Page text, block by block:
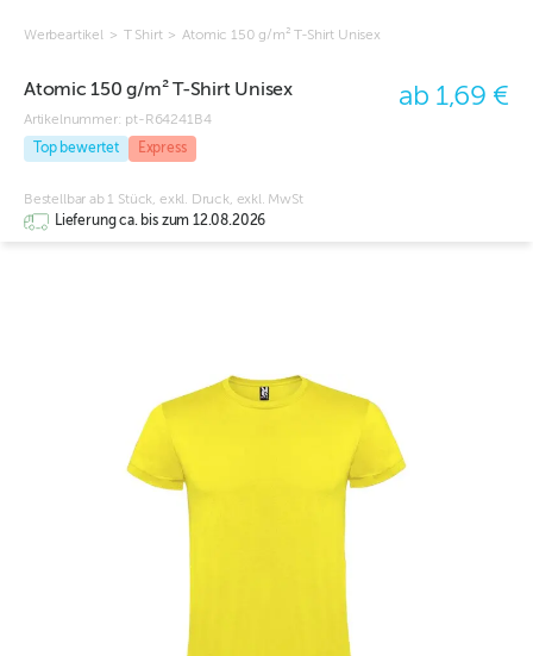
Werbeartikel > T Shirt > Atomic 150 g/m² T-Shirt Unisex
Atomic 150 g/m² T-Shirt Unisex
Artikelnummer: pt-R64241B4
Top bewertet
Express
ab 1,69 €
Bestellbar ab 1 Stück, exkl. Druck, exkl. MwSt
Lieferung ca. bis zum 12.08.2026